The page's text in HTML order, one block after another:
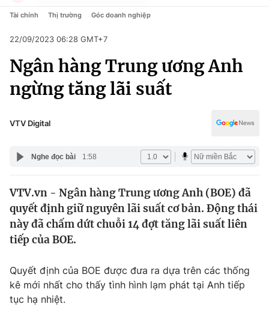
Chuyên mục
Chính trị
Pháp luật
Thế giới
Tin tức
Thế giới đó đây
Câu chuyện quốc tế
Tài chính
Thị trường
Dữ liệu và đời sống
Chính trị
Pháp luật
Kinh tế
Thể thao
Truyền hình
Y tế
Công nghệ
Tài chính Thị trường Góc doanh nghiệp
22/09/2023 06:28 GMT+7
Ngân hàng Trung ương Anh
ngừng tăng lãi suất
VTV Digital
Nghe đọc bài 1:58
VTV.vn - Ngân hàng Trung ương Anh (BOE) đã
quyết định giữ nguyên lãi suất cơ bản. Động thái
này đã chấm dứt chuỗi 14 đợt tăng lãi suất liên
tiếp của BOE.
Quyết định của BOE được đưa ra dựa trên các thống
kê mới nhất cho thấy tình hình lạm phát tại Anh tiếp
tục hạ nhiệt.